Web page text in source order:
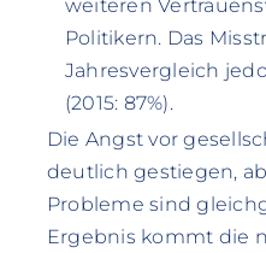
weiteren
Politikern. Das
Jahresvergleich
(2015: 87%).
Die Angst vor
deutlich gestiegen,
Probleme sind
Ergebnis kommt die